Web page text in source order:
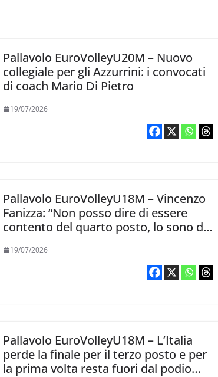
Pallavolo EuroVolleyU20M – Nuovo
collegiale per gli Azzurrini: i convocati
di coach Mario Di Pietro
19/07/2026
Pallavolo EuroVolleyU18M – Vincenzo
Fanizza: “Non posso dire di essere
contento del quarto posto, lo sono di
19/07/2026
Pallavolo EuroVolleyU18M – L’Italia
perde la finale per il terzo posto e per
la prima volta resta fuori dal podio